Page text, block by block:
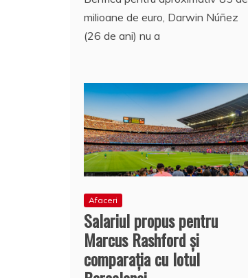
milioane de euro, Darwin Núñez
(26 de ani) nu a
Afaceri
Salariul propus pentru
Marcus Rashford și
comparația cu lotul